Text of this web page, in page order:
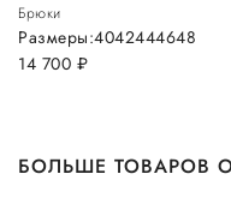
Брюки
14 700 руб.
Размеры:4042444648
БОЛЬШЕ ТОВАРОВ